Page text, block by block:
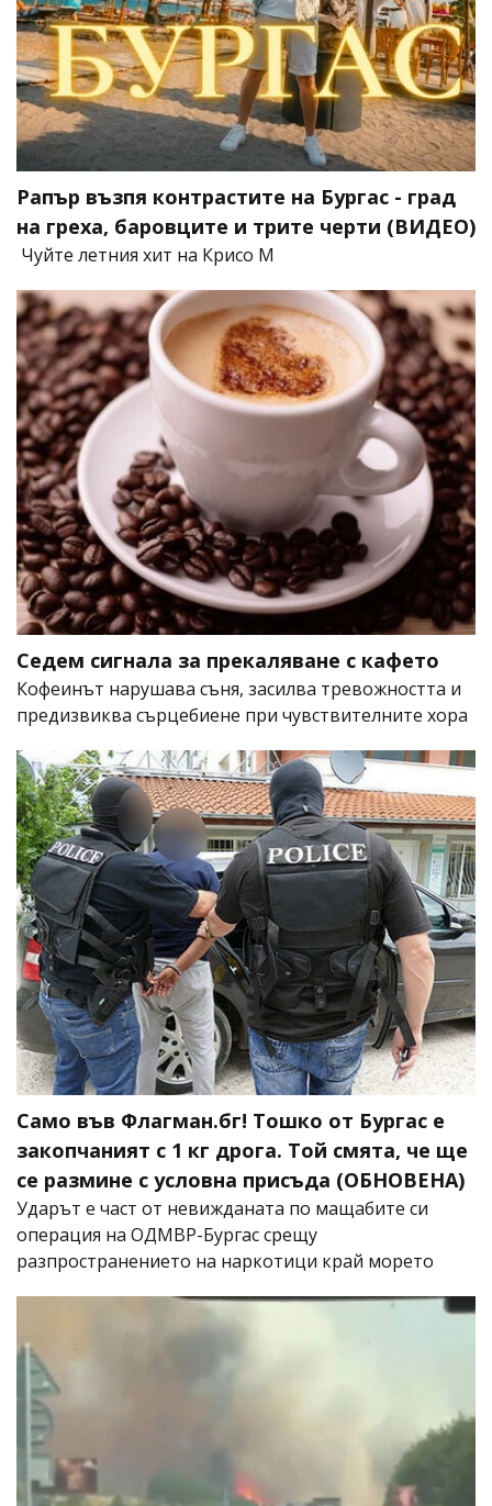
Рапър възпя контрастите на Бургас - град
на греха, баровците и трите черти (ВИДЕО)
Чуйте летния хит на Крисо М
Седем сигнала за прекаляване с кафето
Кофеинът нарушава съня, засилва тревожността и
предизвиква сърцебиене при чувствителните хора
Само във Флагман.бг! Тошко от Бургас е
закопчаният с 1 кг дрога. Той смята, че ще
се размине с условна присъда (ОБНОВЕНА)
Ударът е част от невижданата по мащабите си
операция на ОДМВР-Бургас срещу
разпространението на наркотици край морето